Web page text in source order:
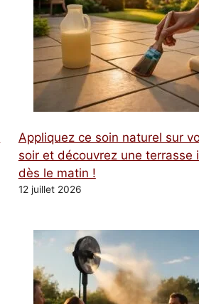
Appliquez ce soin naturel sur
soir et découvrez une terrasse
dès le matin !
12 juillet 2026